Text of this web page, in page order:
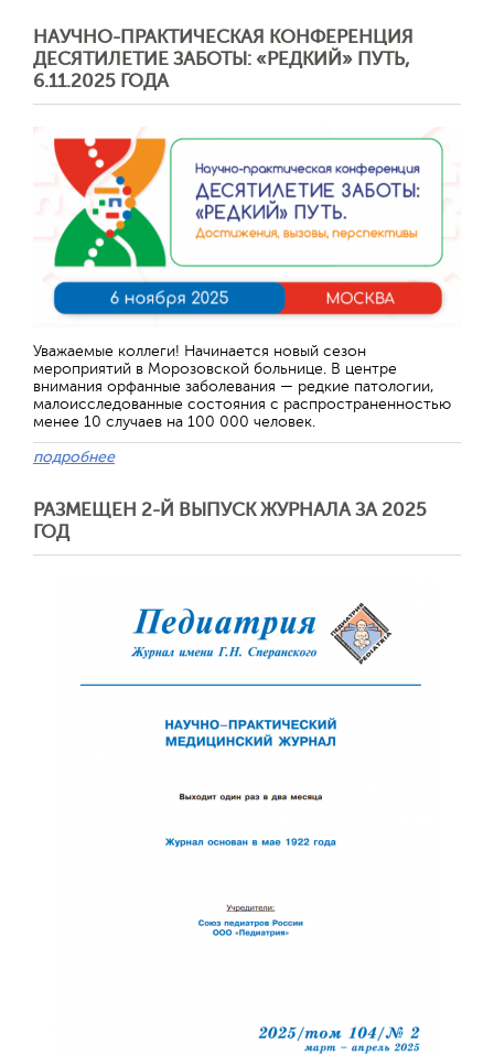
НАУЧНО-ПРАКТИЧЕСКАЯ КОНФЕРЕНЦИЯ
ДЕСЯТИЛЕТИЕ ЗАБОТЫ: «РЕДКИЙ» ПУТЬ,
6.11.2025 ГОДА
Уважаемые коллеги! Начинается новый сезон
мероприятий в Морозовской больнице. В центре
внимания орфанные заболевания — редкие патологии,
малоисследованные состояния с распространенностью
менее 10 случаев на 100 000 человек.
подробнее
РАЗМЕЩЕН 2-Й ВЫПУСК ЖУРНАЛА ЗА 2025
ГОД
Отправить